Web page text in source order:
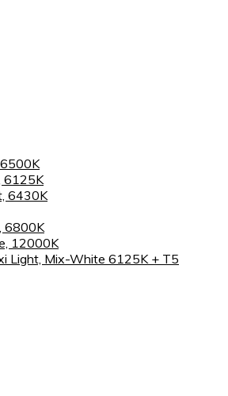
6125K
6430K
6800K
12000K
Light, Mix-White 6125K + T5